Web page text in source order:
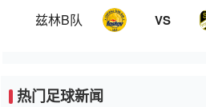
兹林B队 VS
热门足球新闻